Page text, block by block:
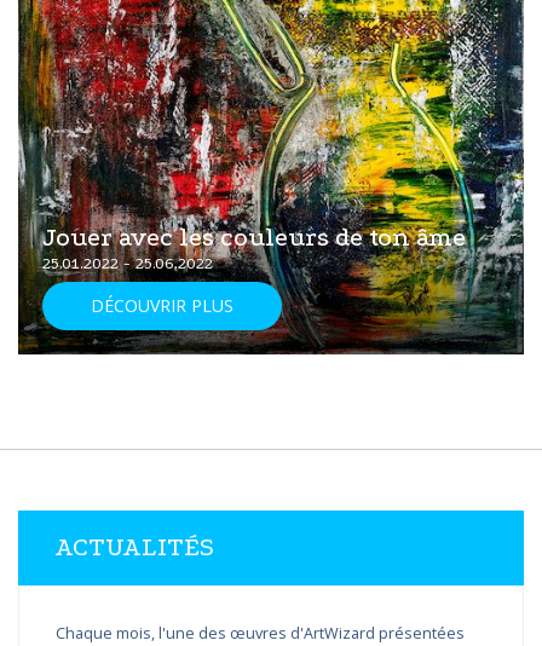
Jouer avec les couleurs de ton âme
25.01.2022 - 25.06.2022
DÉCOUVRIR PLUS
ACTUALITÉS
Chaque mois, l'une des œuvres d'ArtWizard présentées